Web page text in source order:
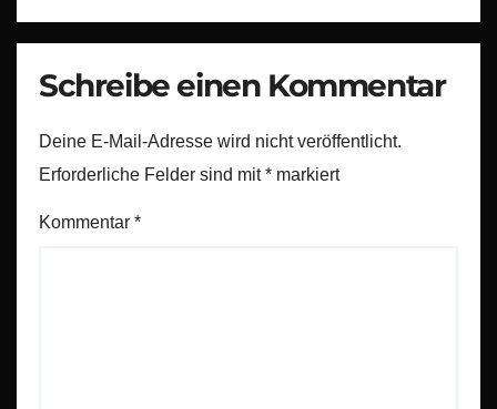
Schreibe einen Kommentar
Deine E-Mail-Adresse wird nicht veröffentlicht.
Erforderliche Felder sind mit* markiert
Kommentar *